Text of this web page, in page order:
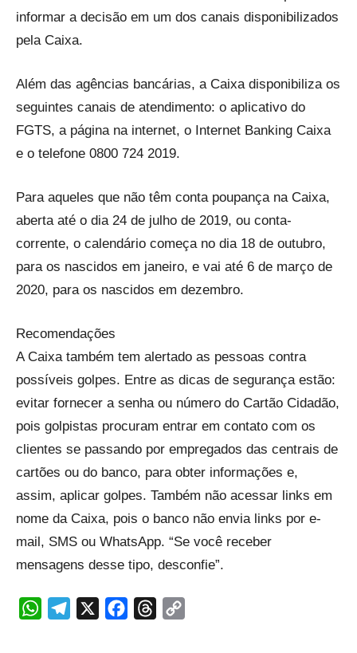
informar a decisão em um dos canais disponibilizados
pela Caixa.
Além das agências bancárias, a Caixa disponibiliza os
seguintes canais de atendimento: o aplicativo do
FGTS, a página na internet, o Internet Banking Caixa
e o telefone 0800 724 2019.
Para aqueles que não têm conta poupança na Caixa,
aberta até o dia 24 de julho de 2019, ou conta-
corrente, o calendário começa no dia 18 de outubro,
para os nascidos em janeiro, e vai até 6 de março de
2020, para os nascidos em dezembro.
Recomendações
A Caixa também tem alertado as pessoas contra
possíveis golpes. Entre as dicas de segurança estão:
evitar fornecer a senha ou número do Cartão Cidadão,
pois golpistas procuram entrar em contato com os
clientes se passando por empregados das centrais de
cartões ou do banco, para obter informações e,
assim, aplicar golpes. Também não acessar links em
nome da Caixa, pois o banco não envia links por e-
mail, SMS ou WhatsApp. “Se você receber
mensagens desse tipo, desconfie”.
WhatsAppTelegram FacebookThreads